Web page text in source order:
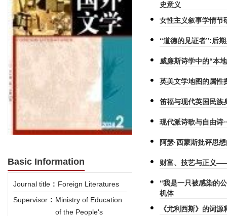
Basic Information
Journal title : Foreign Literatures
Supervisor : Ministry of Education
of the People's
史意义
女性主义叙事学情节
“道德的见证者”:后
威廉斯诗学中的“本
英美文学地图的属性
笛福与现代英国民族
现代派诗歌与自由诗
阿瑟·西蒙斯批评思
财富、技艺与正义
“我是一只被感染的
机体
《尤利西斯》的词源